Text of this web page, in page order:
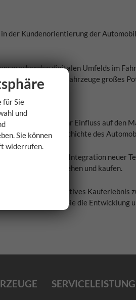
der Kundenorientierung der
digitalen Umfelds im
dem autonome Fahrzeuge großes
und reift, ist ihr Einfluss auf den
evolutionären Geschichte des
Modelle und die Integration neuer
wir Autos verstehen und kaufen.
innovatives Kauferlebnis
beobachten Sie die Entwicklung
für Sie
und
Sie können
widerrufen.